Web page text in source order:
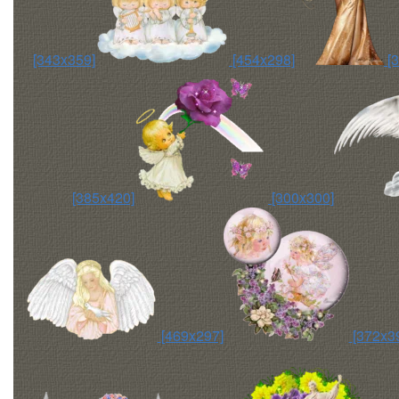
[343x359] [454x298]
[385x420] [300x300]
[469x297]